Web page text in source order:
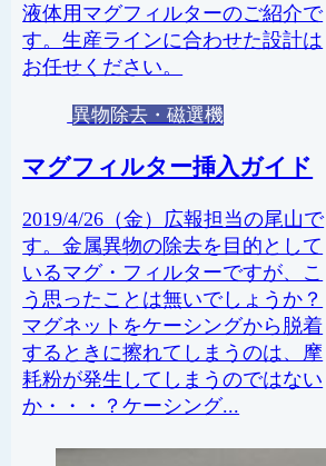
液体用マグフィルターのご紹介で
す。生産ラインに合わせた設計は
お任せください。
異物除去・磁選機
マグフィルター挿入ガイド
2019/4/26（金）広報担当の尾山で
す。金属異物の除去を目的として
いるマグ・フィルターですが、こ
う思ったことは無いでしょうか？
マグネットをケーシングから脱着
するときに擦れてしまうのは、摩
耗粉が発生してしまうのではない
か・・・？ケーシング...